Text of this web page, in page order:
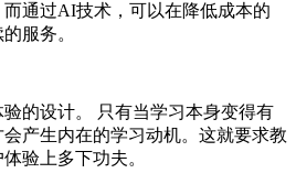
通过AI技术，可以在降低成本的
服务。
的设计。 只有当学习本身变得有
产生内在的学习动机。这就要求教
验上多下功夫。